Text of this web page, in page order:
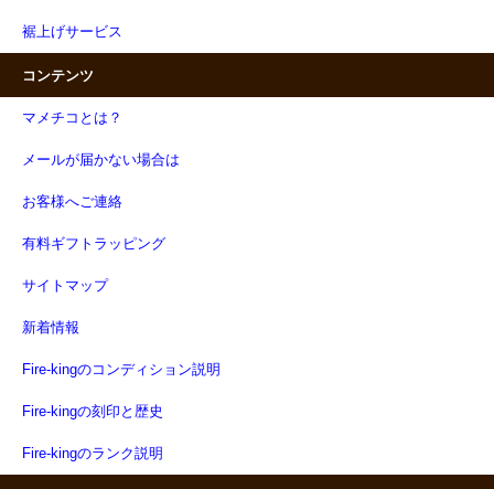
裾上げサービス
コンテンツ
マメチコとは？
メールが届かない場合は
お客様へご連絡
有料ギフトラッピング
サイトマップ
新着情報
Fire-kingのコンディション説明
Fire-kingの刻印と歴史
Fire-kingのランク説明